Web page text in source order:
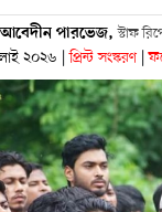
পারভেজ,স্টাফ
২০২৬ | প্রিন্ট সংস্করণ |